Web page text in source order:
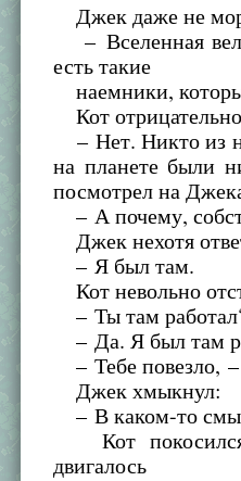
Джек даже не
– Вселенная
есть такие
наемники,
Кот
– Нет. Никто из
на планете были
посмотрел на
– А почему,
Джек нехотя
– Я был там.
Кот невольно
– Ты там
– Да. Я был там
– Тебе повезло,
Джек хмыкнул:
– В каком-то
Кот
двигалось